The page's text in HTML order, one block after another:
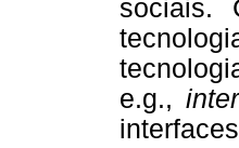
sociais.
e.g.,